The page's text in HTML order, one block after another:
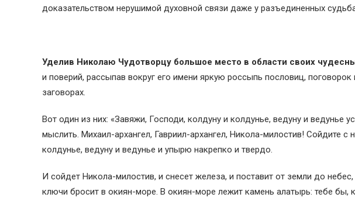
доказательством нерушимой духовной связи даже у разъединенных
Уделив Николаю Чудотворцу большое место в области своих
и поверий, рассыпав вокруг его имени яркую россыпь пословиц,
заговорах.
Вот один из них: «Завяжи, Господи, колдуну и колдунье, ведуну и ведунье
мыслить. Михаил-архангел, Гавриил-архангел, Никола-милостив! Сойдите с
колдунье, ведуну и ведунье и упырю накрепко и твердо.
И сойдет Никола-милостив, и снесет железа, и поставит от земли до
ключи бросит в окиян-море. В окиян-море лежит камень алатырь: тебе бы,